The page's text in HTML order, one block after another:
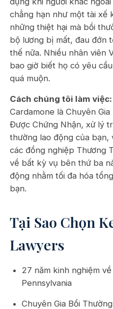
chẳng hạn như một tài xế
những thiệt hại mà bồi
bộ lương bị mất, đau đớn
thế nữa. Nhiều nhân viên
bao giờ biết họ có yêu
quá muộn.
Cách chúng tôi làm việc:
Cardamone là Chuyên
Được Chứng Nhận, xử lý
thường lao động của
các đồng nghiệp Thương
về bất kỳ vụ bên thứ ba
động nhằm tối đa hóa
bạn.
Tại Sao Chọn
Lawyers
27 năm kinh nghiệm
Pennsylvania
Chuyên Gia Bồi